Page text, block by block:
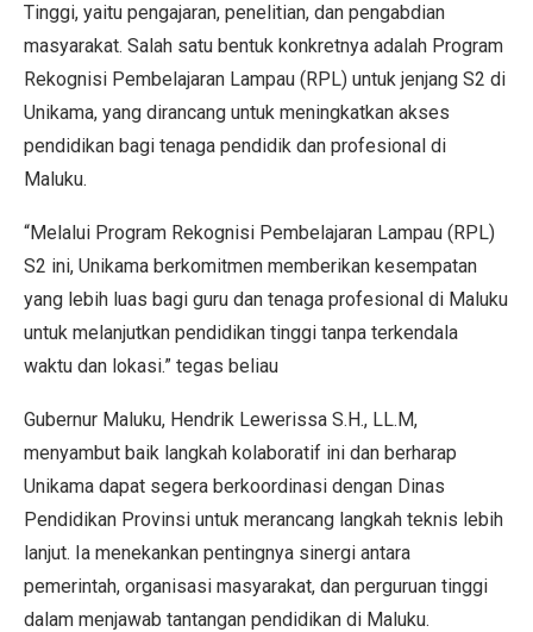
Tinggi, yaitu pengajaran, penelitian, dan pengabdian
masyarakat. Salah satu bentuk konkretnya adalah Program
Rekognisi Pembelajaran Lampau (RPL) untuk jenjang S2 di
Unikama, yang dirancang untuk meningkatkan akses
pendidikan bagi tenaga pendidik dan profesional di
Maluku.
“Melalui Program Rekognisi Pembelajaran Lampau (RPL)
S2 ini, Unikama berkomitmen memberikan kesempatan
yang lebih luas bagi guru dan tenaga profesional di Maluku
untuk melanjutkan pendidikan tinggi tanpa terkendala
waktu dan lokasi.” tegas beliau
Gubernur Maluku, Hendrik Lewerissa S.H., LL.M,
menyambut baik langkah kolaboratif ini dan berharap
Unikama dapat segera berkoordinasi dengan Dinas
Pendidikan Provinsi untuk merancang langkah teknis lebih
lanjut. Ia menekankan pentingnya sinergi antara
pemerintah, organisasi masyarakat, dan perguruan tinggi
dalam menjawab tantangan pendidikan di Maluku.